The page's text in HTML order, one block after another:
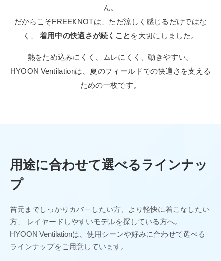
ん。
だからこそFREEKNOTは、ただ涼しく感じるだけではな
く、 着用中の快適さが続くこと を大切にしました。
熱をため込みにくく、ムレにくく、動きやすい。
HYOON Ventilationは、夏のフィールドでの快適さを支える
ための一枚です。
用途に合わせて選べるラインナッ
プ
首元までしっかりカバーしたい方、より軽快に着こなしたい
方、 レイヤードしやすいモデルを探している方へ。
HYOON Ventilationは、使用シーンや好みに合わせて選べる
ラインナップをご用意しています。